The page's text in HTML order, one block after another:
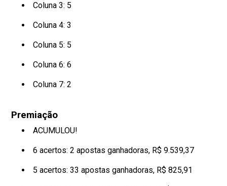
Coluna 3: 5
Coluna 4: 3
Coluna 5: 5
Coluna 6: 6
Coluna 7: 2
Premiação
ACUMULOU!
6 acertos: 2 apostas ganhadoras, R$ 9.539,37
5 acertos: 33 apostas ganhadoras, R$ 825,91